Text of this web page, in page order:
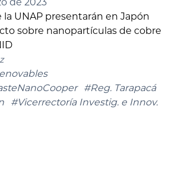
de 2023
la UNAP presentarán en Japón
sobre nanopartículas de cobre
#Reg. Tarapacá
#Vicerrectoría Investig. e Innov.